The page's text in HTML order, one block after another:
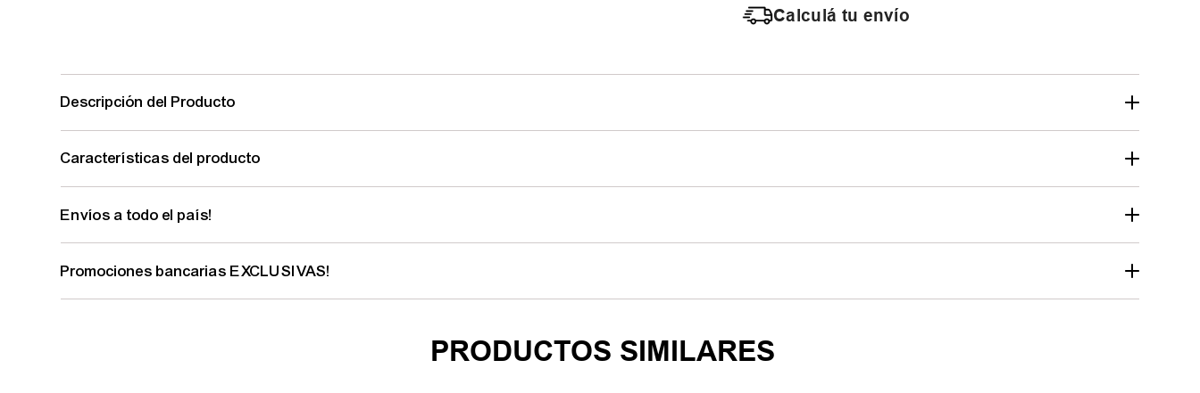
Calculá tu envío
Descripción del Producto
Características del producto
Envíos a todo el país!
Promociones bancarias EXCLUSIVAS!
PRODUCTOS SIMILARES